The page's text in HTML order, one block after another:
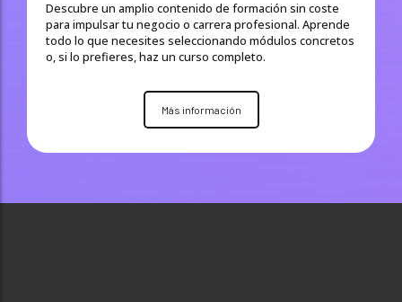
Descubre un amplio contenido de formación sin coste
para impulsar tu negocio o carrera profesional. Aprende
todo lo que necesites seleccionando módulos concretos
o, si lo prefieres, haz un curso completo.
Más información